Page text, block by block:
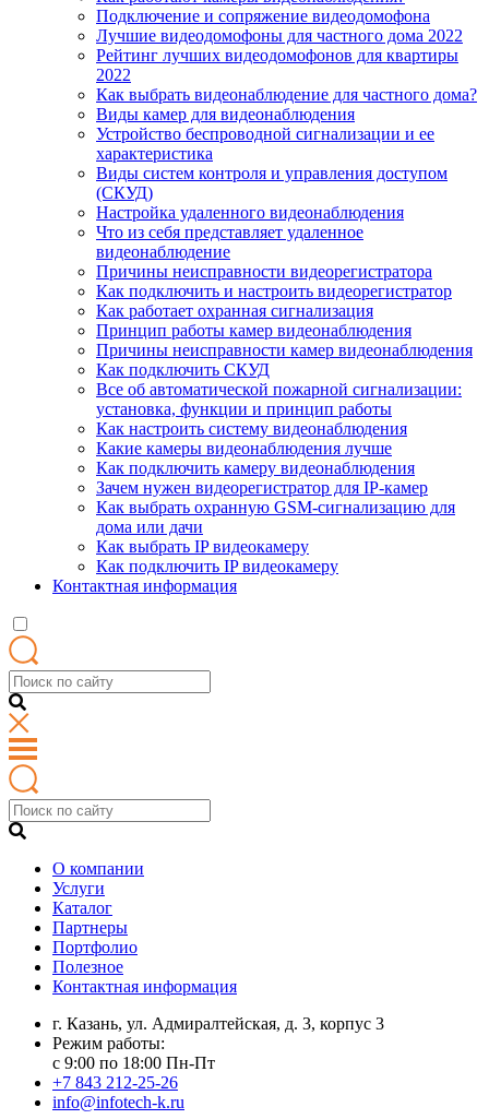
Подключение и сопряжение видеодомофона
Лучшие видеодомофоны для частного дома 2022
Рейтинг лучших видеодомофонов для квартиры
2022
Как выбрать видеонаблюдение для частного дома?
Виды камер для видеонаблюдения
Устройство беспроводной сигнализации и ее
характеристика
Виды систем контроля и управления доступом
(СКУД)
Настройка удаленного видеонаблюдения
Что из себя представляет удаленное
видеонаблюдение
Причины неисправности видеорегистратора
Как подключить и настроить видеорегистратор
Как работает охранная сигнализация
Принцип работы камер видеонаблюдения
Причины неисправности камер видеонаблюдения
Как подключить СКУД
Все об автоматической пожарной сигнализации:
установка, функции и принцип работы
Как настроить систему видеонаблюдения
Какие камеры видеонаблюдения лучше
Как подключить камеру видеонаблюдения
Зачем нужен видеорегистратор для IP-камер
Как выбрать охранную GSM-сигнализацию для
дома или дачи
Как выбрать IP видеокамеру
Как подключить IP видеокамеру
Контактная информация
О компании
Услуги
Каталог
Партнеры
Портфолио
Полезное
Контактная информация
г. Казань, ул. Адмиралтейская, д. 3, корпус 3
Режим работы:
с 9:00 по 18:00 Пн-Пт
+7 843 212-25-26
info@infotech-k.ru